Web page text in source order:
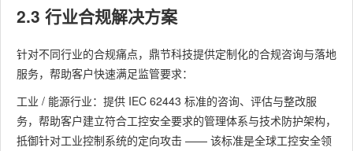
2.3 行业合规解决方案
针对不同行业的合规痛点，鼎节科技提供定制化的合规咨询与落地
服务，帮助客户快速满足监管要求：
工业 / 能源行业：提供 IEC 62443 标准的咨询、评估与整改服
务，帮助客户建立符合工控安全要求的管理体系与技术防护架构，
抵御针对工业控制系统的定向攻击 —— 该标准是全球工控安全领